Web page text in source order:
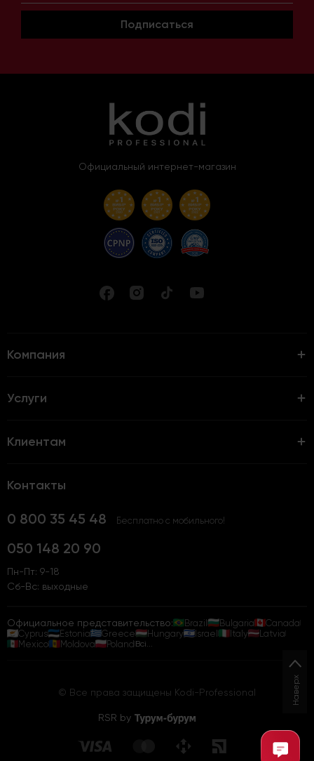
Подписаться
Официальный интернет-магазин
Компания
Услуги
Клиентам
Контакты
0 800 35 45 48 Бесплатно с мобильного!
050 148 20 90
Пн-Пт: 9-18
Сб-Вс: выходные
Официальное представительство: Brazil Bulgaria
Canada
Cyprus
Estonia Greece Hungary Israel Italy
Latvia
Mexico
Moldova Poland Всі...
© Все права защищены Kodi-Professional
RSR by
Наверх